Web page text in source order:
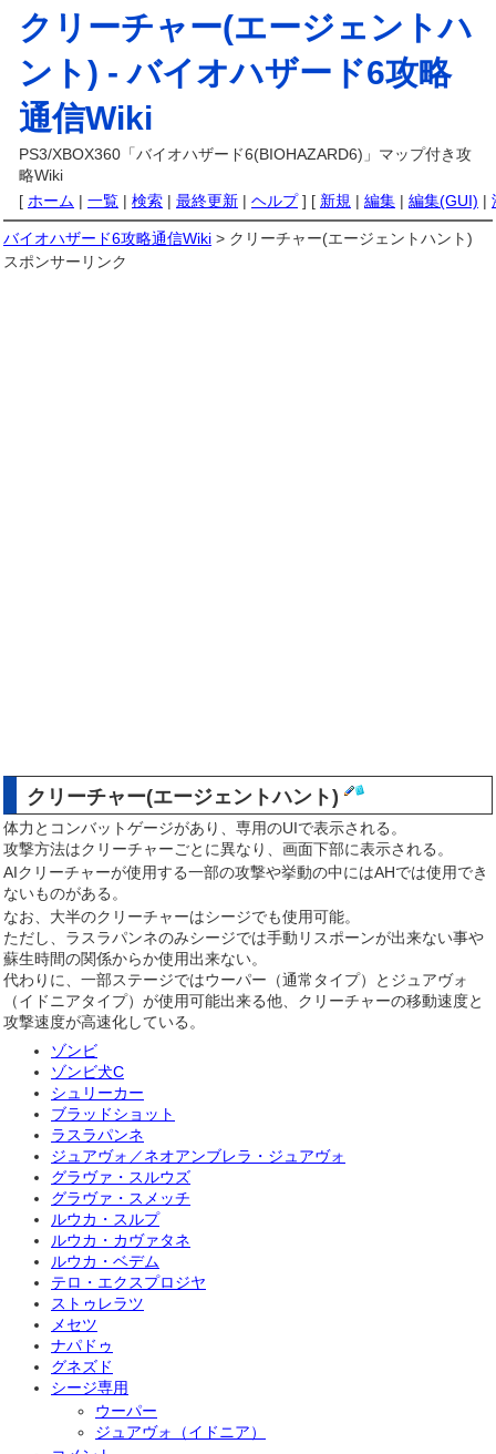
クリーチャー(エージェントハ
ント) -バイオハザード6攻略
通信Wiki
PS3/XBOX360「バイオハザード6(BIOHAZARD6)」マップ付き攻
略Wiki
[ ホーム | 一覧 | 検索 | 最終更新 | ヘルプ] [ 新規 | 編集 | 編集(GUI) |
バイオハザード6攻略通信Wiki > クリーチャー(エージェントハント)
スポンサーリンク
クリーチャー(エージェントハント)
体力とコンバットゲージがあり、専用のUIで表示される。
攻撃方法はクリーチャーごとに異なり、画面下部に表示される。
AIクリーチャーが使用する一部の攻撃や挙動の中にはAHでは使用でき
ないものがある。
なお、大半のクリーチャーはシージでも使用可能。
ただし、ラスラパンネのみシージでは手動リスポーンが出来ない事や
蘇生時間の関係からか使用出来ない。
代わりに、一部ステージではウーパー（通常タイプ）とジュアヴォ
（イドニアタイプ）が使用可能出来る他、クリーチャーの移動速度と
攻撃速度が高速化している。
ゾンビ
ゾンビ犬C
シュリーカー
ブラッドショット
ラスラパンネ
ジュアヴォ／ネオアンブレラ・ジュアヴォ
グラヴァ・スルウズ
グラヴァ・スメッチ
ルウカ・スルプ
ルウカ・カヴァタネ
ルウカ・ベデム
テロ・エクスプロジヤ
ストゥレラツ
メセツ
ナパドゥ
グネズド
シージ専用
ウーパー
ジュアヴォ（イドニア）